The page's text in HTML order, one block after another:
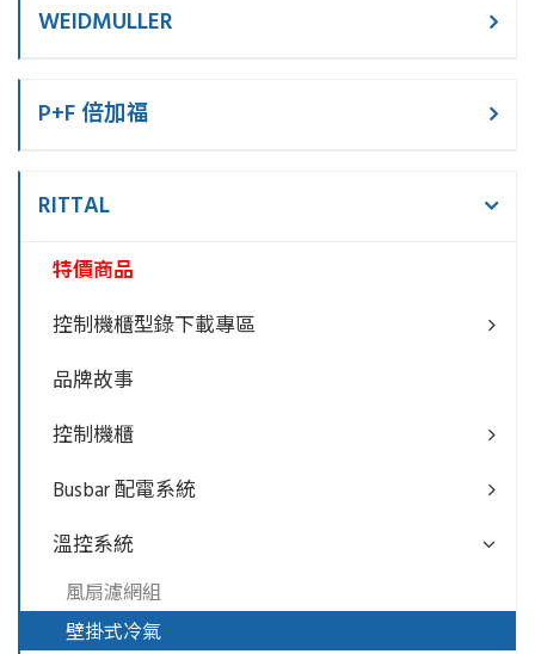
WEIDMULLER
P+F 倍加福
RITTAL
特價商品
控制機櫃型錄下載專區
品牌故事
控制機櫃
Busbar 配電系統
溫控系統
風扇濾網組
壁掛式冷氣